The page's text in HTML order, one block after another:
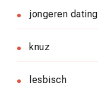
jongeren dating
knuz
lesbisch